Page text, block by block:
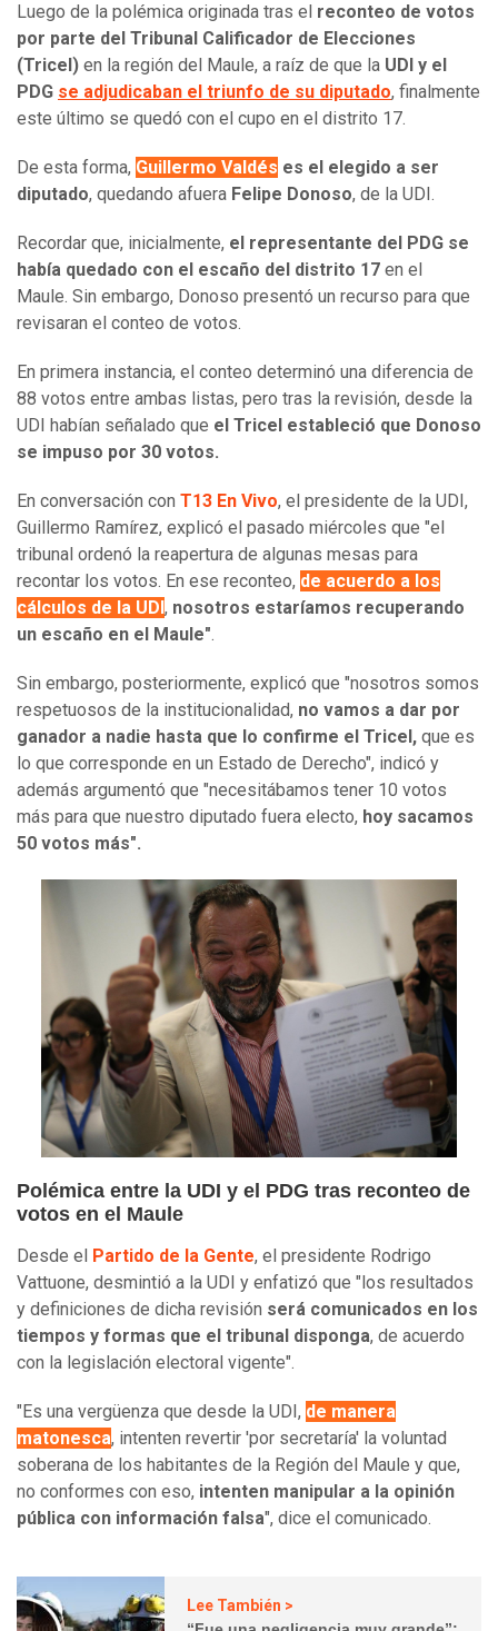
Luego de la polémica originada tras el reconteo de votos
por parte del Tribunal Calificador de Elecciones
(Tricel) en la región del Maule, a raíz de que la UDI y el
PDG se adjudicaban el triunfo de su diputado, finalmente
este último se quedó con el cupo en el distrito 17.
De esta forma, Guillermo Valdés es el elegido a ser
diputado, quedando afuera Felipe Donoso, de la UDI.
Recordar que, inicialmente, el representante del PDG se
había quedado con el escaño del distrito 17 en el
Maule. Sin embargo, Donoso presentó un recurso para que
revisaran el conteo de votos.
En primera instancia, el conteo determinó una diferencia de
88 votos entre ambas listas, pero tras la revisión, desde la
UDI habían señalado que el Tricel estableció que Donoso
se impuso por 30 votos.
En conversación con T13 En Vivo, el presidente de la UDI,
Guillermo Ramírez, explicó el pasado miércoles que "el
tribunal ordenó la reapertura de algunas mesas para
recontar los votos. En ese reconteo, de acuerdo a los
cálculos de la UDI , nosotros estaríamos recuperando
un escaño en el Maule".
Sin embargo, posteriormente, explicó que "nosotros somos
respetuosos de la institucionalidad, no vamos a dar por
ganador a nadie hasta que lo confirme el Tricel, que es
lo que corresponde en un Estado de Derecho", indicó y
además argumentó que "necesitábamos tener 10 votos
más para que nuestro diputado fuera electo, hoy sacamos
50 votos más".
Polémica entre la UDI y el PDG tras reconteo de
votos en el Maule
Desde el Partido de la Gente, el presidente Rodrigo
Vattuone, desmintió a la UDI y enfatizó que "los resultados
y definiciones de dicha revisión será comunicados en los
tiempos y formas que el tribunal disponga, de acuerdo
con la legislación electoral vigente".
"Es una vergüenza que desde la UDI, de manera
matonesca, intenten revertir 'por secretaría' la voluntad
soberana de los habitantes de la Región del Maule y que,
no conformes con eso, intenten manipular a la opinión
pública con información falsa", dice el comunicado.
Lee También >